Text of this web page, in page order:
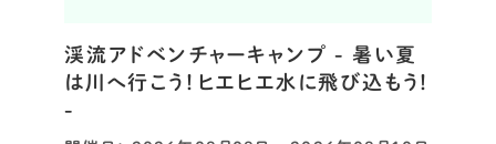
渓流アドベンチャーキャンプ - 暑い夏
は川へ行こう！ヒエヒエ水に飛び込もう！
-